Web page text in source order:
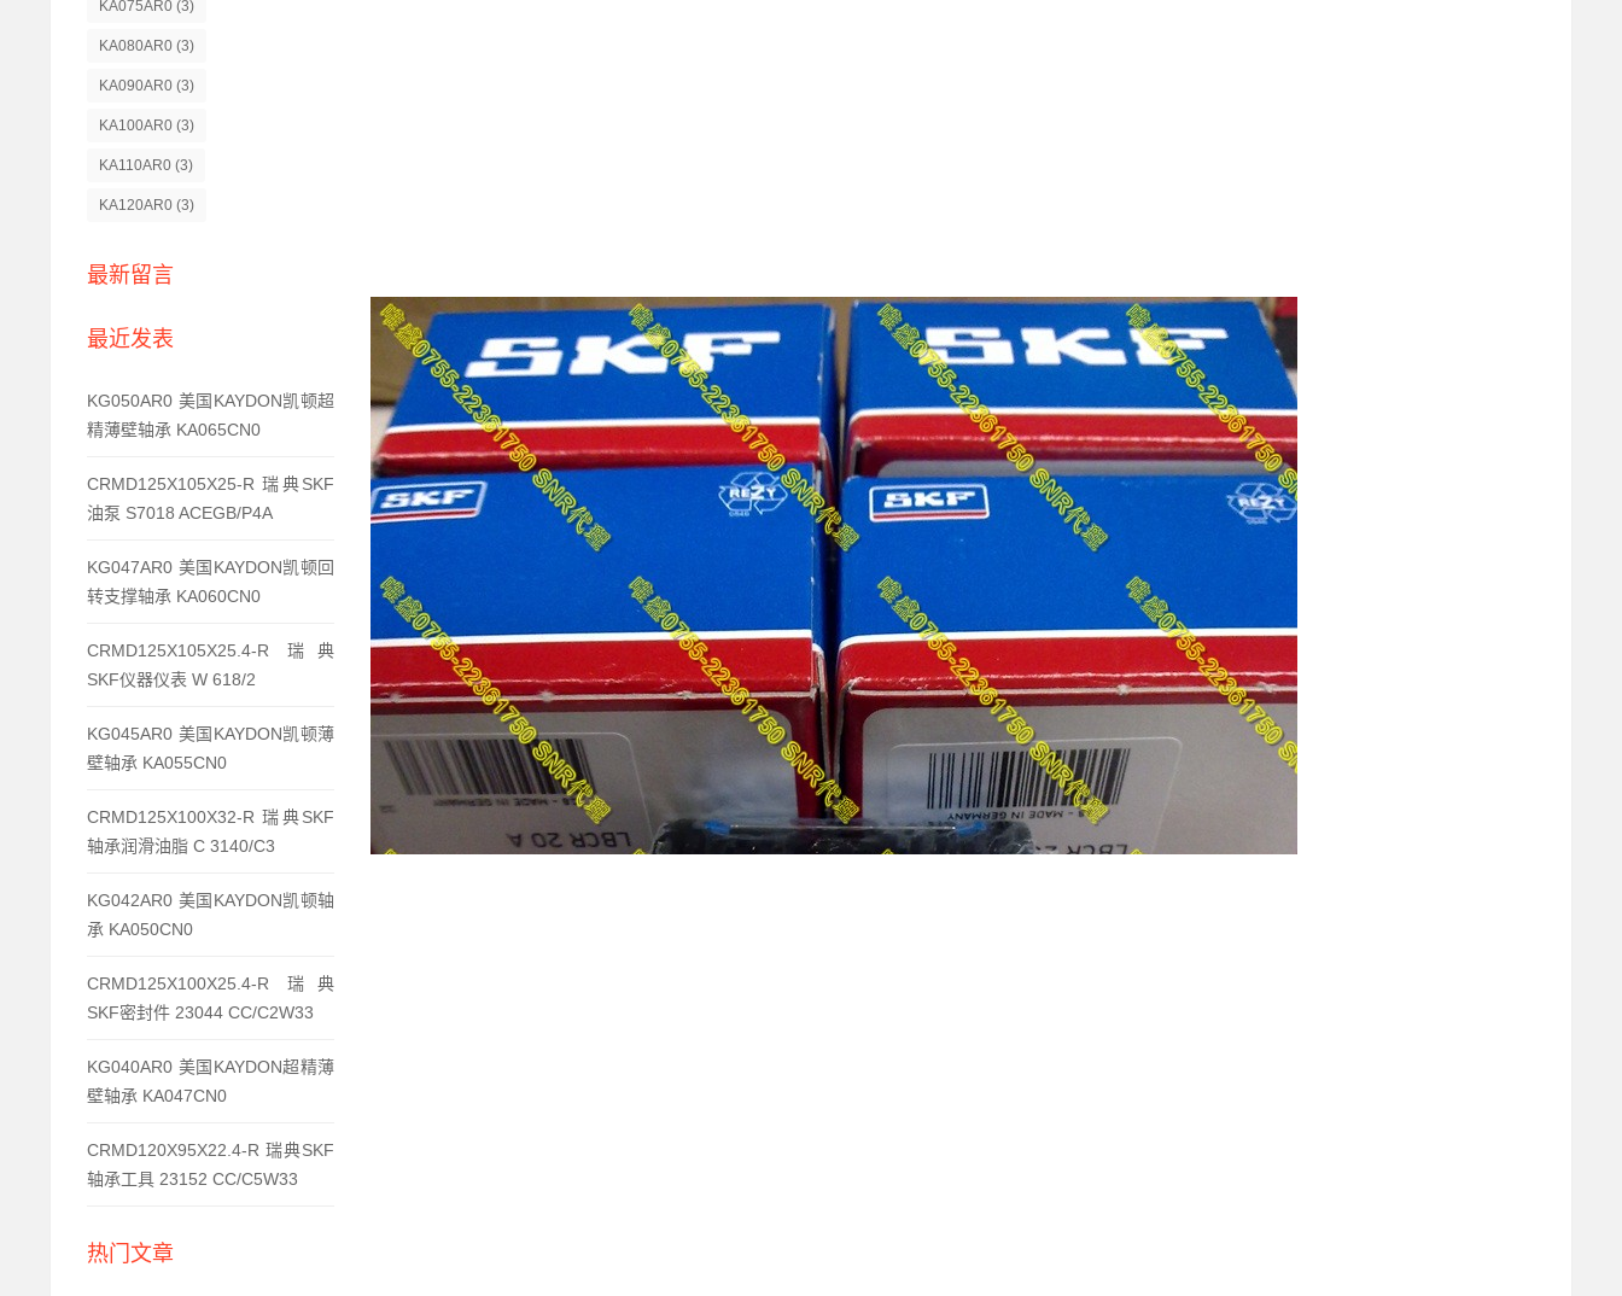
KA075AR0 (3)
KA080AR0 (3)
KA090AR0 (3)
KA100AR0 (3)
KA110AR0 (3)
KA120AR0 (3)
最新留言
最近发表
KG050AR0 美国KAYDON凯顿超
精薄壁轴承 KA065CN0
CRMD125X105X25-R 瑞典SKF
油泵 S7018 ACEGB/P4A
KG047AR0 美国KAYDON凯顿回
转支撑轴承 KA060CN0
CRMD125X105X25.4-R 瑞典
SKF仪器仪表 W 618/2
KG045AR0 美国KAYDON凯顿薄
壁轴承 KA055CN0
CRMD125X100X32-R 瑞典SKF
轴承润滑油脂 C 3140/C3
KG042AR0 美国KAYDON凯顿轴
承 KA050CN0
CRMD125X100X25.4-R 瑞典
SKF密封件 23044 CC/C2W33
KG040AR0 美国KAYDON超精薄
壁轴承 KA047CN0
CRMD120X95X22.4-R 瑞典SKF
轴承工具 23152 CC/C5W33
热门文章